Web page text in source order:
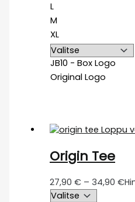
L
M
XL
JB10 - Box Logo
Original Logo
Loppu
Origin Tee
27,90€ – 34,90€